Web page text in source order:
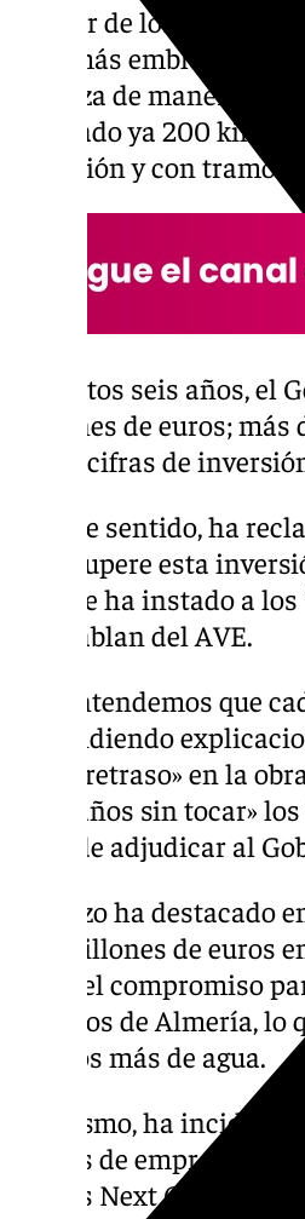
El líder de los
obra más
«avanza de manera
realizado ya 200
ejecución y con tramos
«En estos seis años, el
millones de euros;
unas «cifras de
En este sentido, ha
que «supere esta
vez que ha instado a
que hablan del AVE.
«No entendemos que
esté pidiendo
algún retraso» en la
ocho años sin tocar»
le ha de adjudicar al
Lorenzo ha destacado
270 millones de euros
como el compromiso
regadíos de Almería,
cúbicos más de agua.
Asimismo, ha incidido
manos de empresas y
fondos Next Generation.